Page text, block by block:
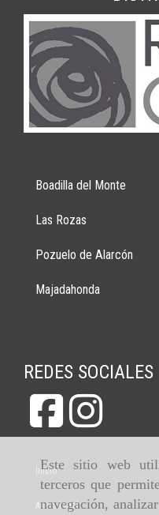
Este sitio web
terceros que
navegación,
Boadilla del Monte
Las Rozas
Pozuelo de Alarcón
Majadahonda
REDES SOCIALES
Inicio
Aviso legal